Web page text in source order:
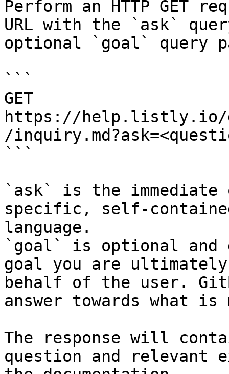
Perform an HTTP GET
URL with the `ask`
optional `goal` query
```
GET
https://help.listly.io/
/
```
`ask` is the
specific, self-
language.
`goal` is optional and
goal you are
behalf of the user.
answer towards what
The response will
question and relevant